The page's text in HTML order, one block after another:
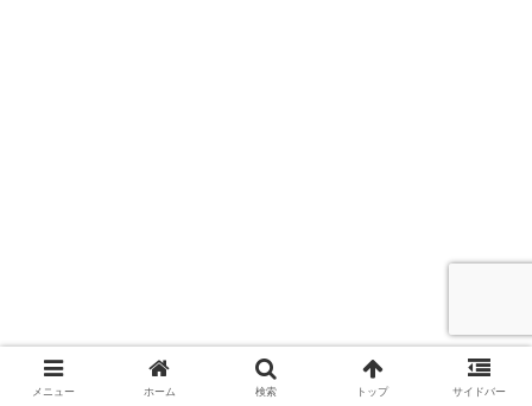
メニュー ホーム 検索 トップ サイドバー